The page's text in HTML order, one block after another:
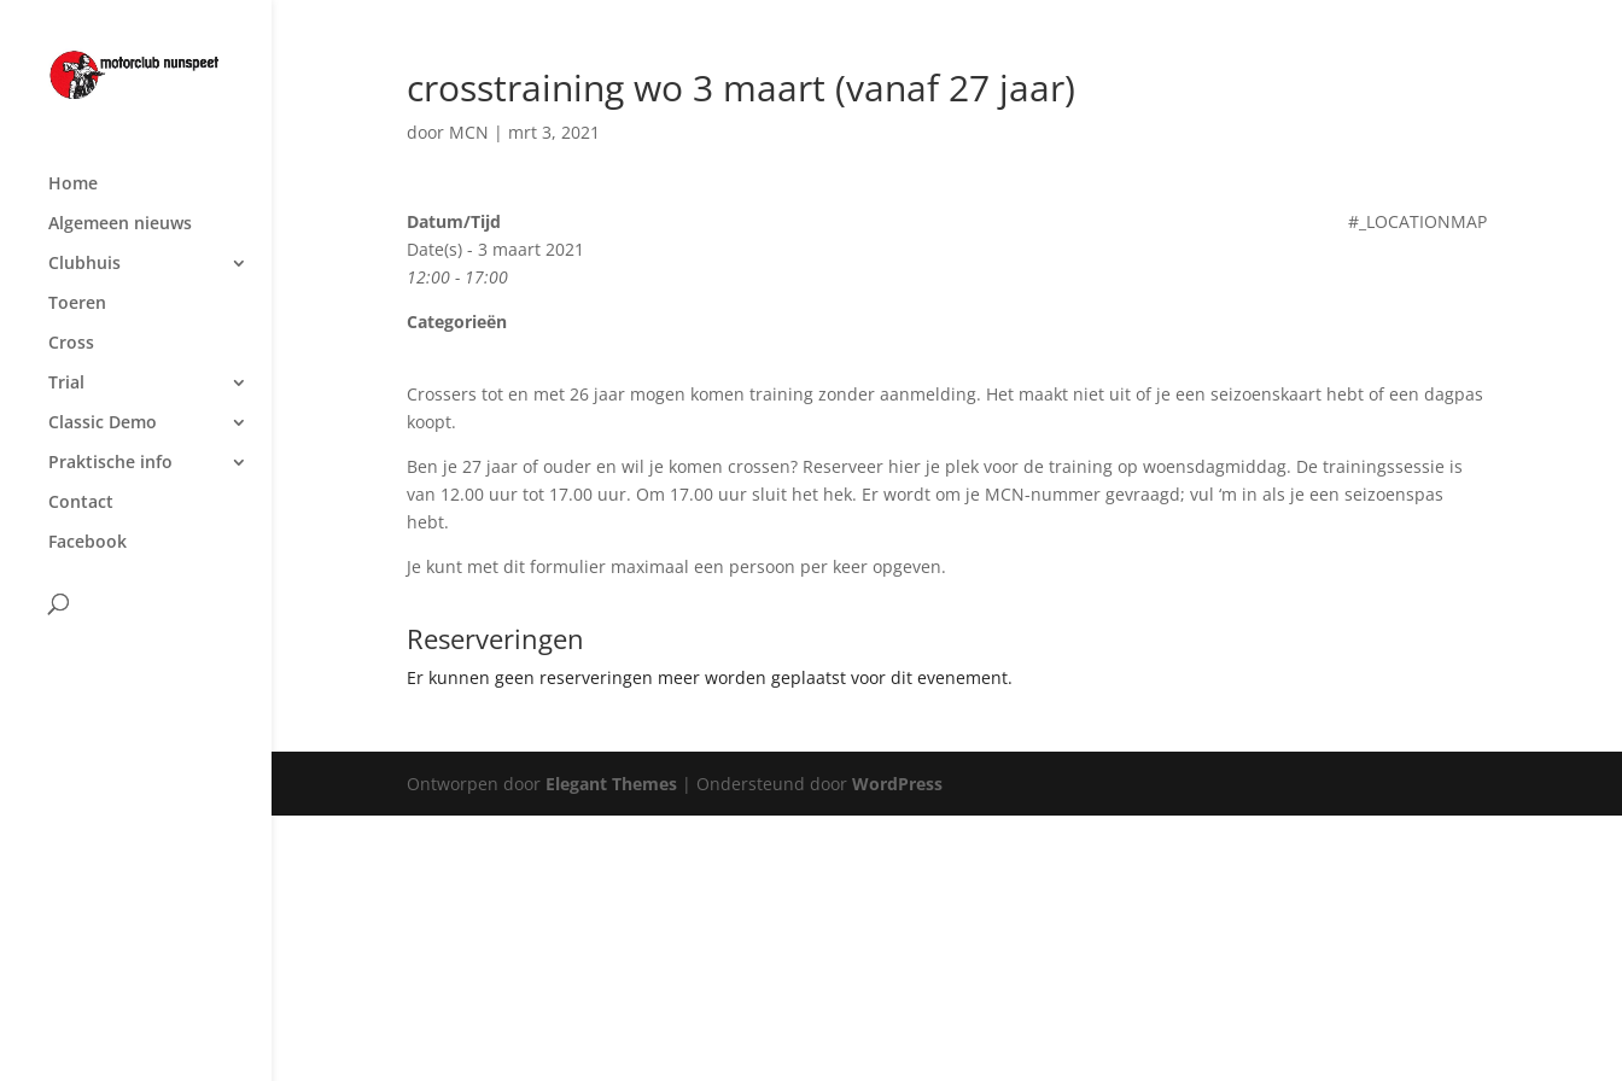
Home
Algemeen nieuws
Clubhuis
Toeren
Cross
Trial
Classic Demo
Praktische info
Contact
Facebook
crosstraining wo 3 maart (vanaf 27 jaar)
door MCN | mrt 3, 2021
#_LOCATIONMAP
Datum/Tijd
Date(s) - 3 maart 2021
12:00 - 17:00
Categorieën
Crossers tot en met 26 jaar mogen komen training zonder aanmelding. Het maakt niet uit of je een seizoenskaart hebt of een dagpas
koopt.
Ben je 27 jaar of ouder en wil je komen crossen? Reserveer hier je plek voor de training op woensdagmiddag. De trainingssessie is
van 12.00 uur tot 17.00 uur. Om 17.00 uur sluit het hek. Er wordt om je MCN-nummer gevraagd; vul ‘m in als je een seizoenspas
hebt.
Je kunt met dit formulier maximaal een persoon per keer opgeven.
Reserveringen
Er kunnen geen reserveringen meer worden geplaatst voor dit evenement.
Ontworpen door Elegant Themes| Ondersteund door WordPress